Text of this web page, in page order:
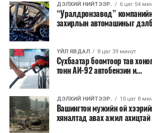
E-Mongolia системээр
Энэ хугацаанд хүүхэд бүртгэх
сургуулиуд дээр ажиллахгүй.
Их, дээд сургуулийн хичээл
2026 оны 9 дүгээр сарын 1-
эхэлнэ.
2026 оны 9 дүгээр сарын 14-
үргэлжилнэ.
ДЭЛХИЙ НИЙТЭЭР.. 6 цаг 54
“Уралдронзавод”
захирлын автомашиныг
ҮЙЛ ЯВДАЛ 8 цаг 39 минут
Сүхбаатар боомтоор тав
тонн АИ-92 автобензин и...
ДЭЛХИЙ НИЙТЭЭР.. 10 цаг 8
Вашингтон мужийн ой
хяналтад авах ажил